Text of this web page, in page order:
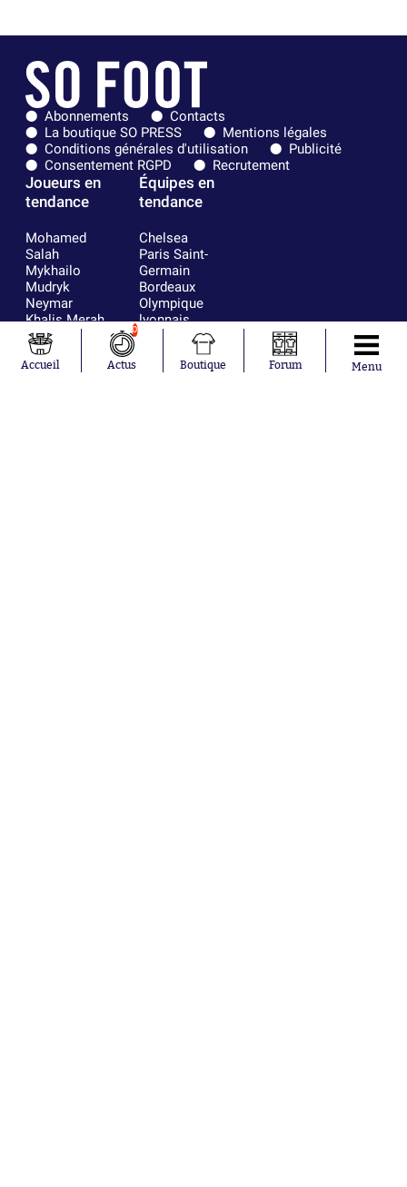
Abonnements
Contacts
La boutique SO PRESS
Mentions légales
Conditions générales d'utilisation
Publicité
Consentement RGPD
Recrutement
Joueurs en
tendance
Mohamed
Salah
Mykhailo
Mudryk
Neymar
Khalis Merah
Loïs Openda
Moussa
Niakhaté
Équipes en
tendance
Chelsea
Paris Saint-
Germain
Bordeaux
Olympique
lyonnais
Real Madrid
RC Strasbourg
Accueil
0
Actus Boutique Forum Menu